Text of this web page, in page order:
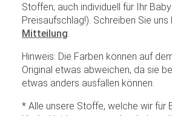
Stoffen; auch individuell für Ihr
Preisaufschlag!). Schreiben Sie uns
Mitteilung
Hinweis: Die Farben können auf
Original etwas abweichen, da sie
etwas anders ausfallen können.
* Alle unsere Stoffe, welche wir für